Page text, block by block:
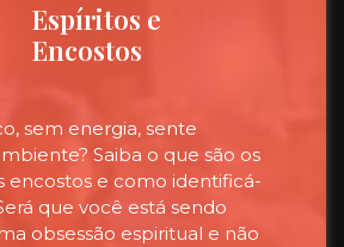
Espíritos e
Encostos
sem energia, sente
Saiba o que são os
encostos e como identificá-
que você está sendo
obsessão espiritual e não